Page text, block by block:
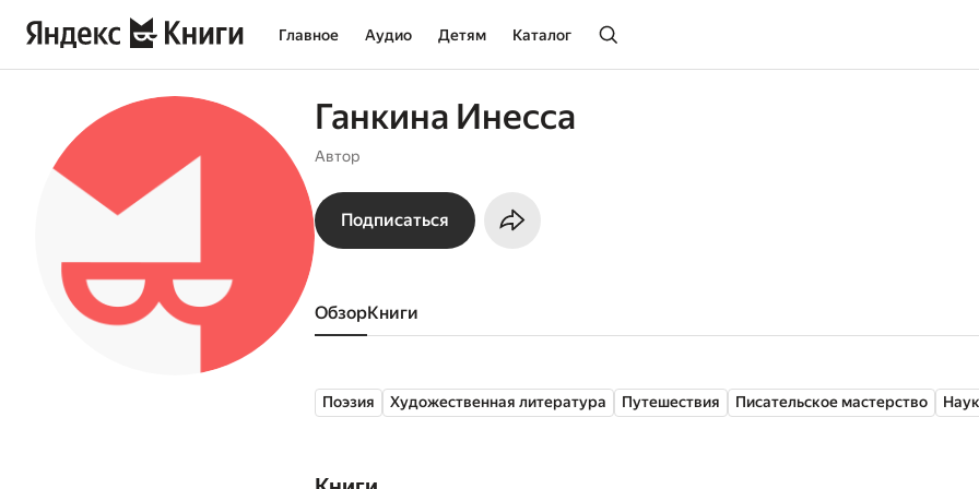
Главное Аудио Детям Каталог
Ганкина Инесса
Автор
Подписаться
Обзор книги
Поэзия Художественная литература Путешествия Писательское мастерство